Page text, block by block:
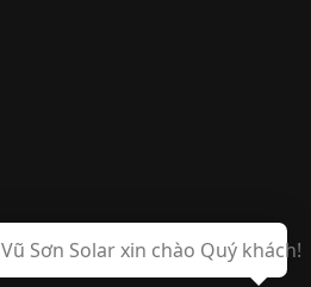
Vũ Sơn Solar xin chào Quý khách!